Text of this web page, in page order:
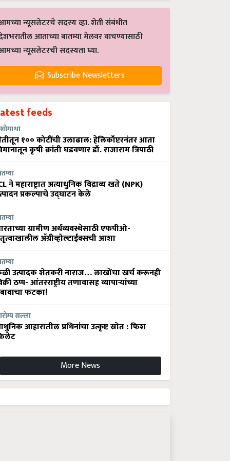
न्यूसलेटरचे सदस्य व्हा. शेती संबंधीत
आताच्या बातम्या मेलवर वाचण्यासाठी
न्यूसलेटरची सदस्यता घ्या.
Subscribe Newsletters
feeds
१०० कोटींची उलाढाल: हेलिकॉप्टरनंतर आता
कृषी क्रांती घडवणार डॉ. राजाराम त्रिपाठी
ने महाराष्ट्रात अत्याधुनिक विद्राव्य खते (NPK)
प्रकल्पाचे उद्घाटन केले
ग्रामीण अर्थव्यवस्थेसाठी एफपीओ-
अ‍ॅग्रीव्होल्टाईक्सची आशा
उत्पादक शेतकरी नाराज… लाखोंचा खर्च करूनही
ठप्प- आंतरराष्ट्रीय तणावासह व्यापाऱ्यांच्या
फटका!
सल्ला
आहारातील प्रथिनांचा उत्कृष्ट स्रोत : फिश
More News